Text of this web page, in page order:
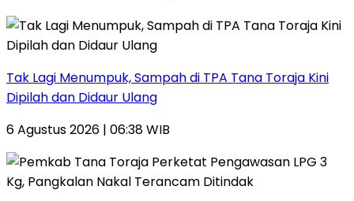
Tak Lagi Menumpuk, Sampah di TPA Tana Toraja Kini
Dipilah dan Didaur Ulang
6 Agustus 2026 | 06:38 WIB